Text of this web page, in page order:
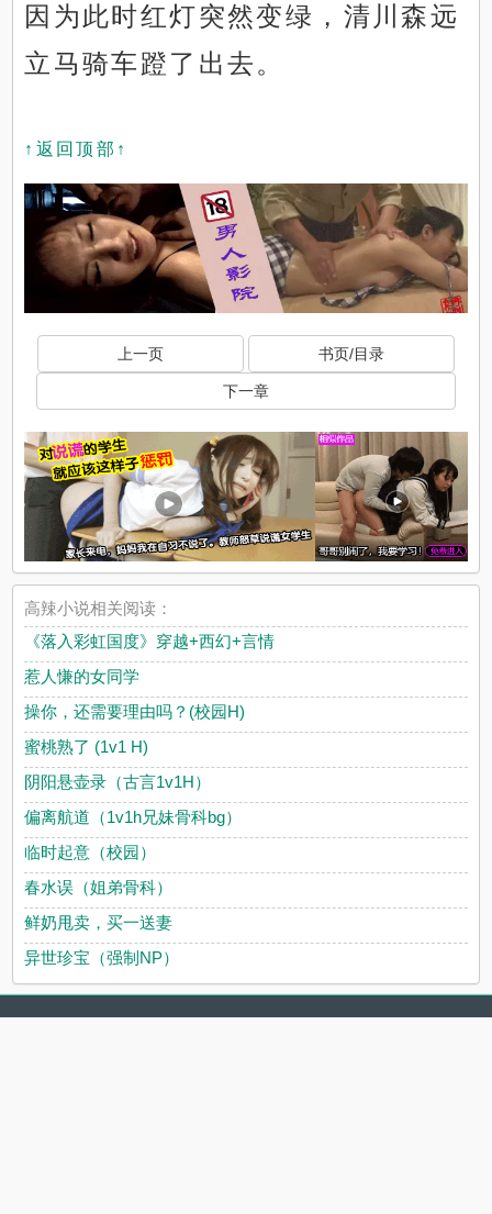
因为此时红灯突然变绿，清川森远
立马骑车蹬了出去。
↑返回顶部↑
上一页 书页/目录
下一章
高辣小说相关阅读：
《落入彩虹国度》穿越+西幻+言情
惹人慊的女同学
操你，还需要理由吗？(校园H)
蜜桃熟了 (1v1 H)
阴阳悬壶录（古言1v1H）
偏离航道（1v1h兄妹骨科bg）
临时起意（校园）
春水误（姐弟骨科）
鲜奶甩卖，买一送妻
异世珍宝（强制NP）